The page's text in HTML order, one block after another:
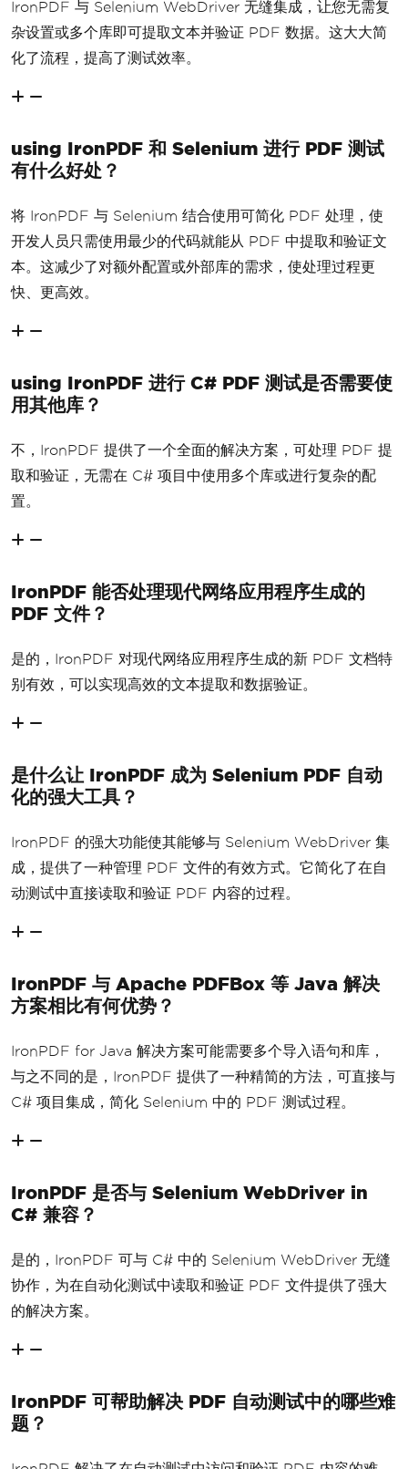
IronPDF 与 Selenium WebDriver 无缝集成，让您无需复
杂设置或多个库即可提取文本并验证 PDF 数据。这大大简
化了流程，提高了测试效率。
using IronPDF 和 Selenium 进行 PDF 测试
有什么好处？
将 IronPDF 与 Selenium 结合使用可简化 PDF 处理，使
开发人员只需使用最少的代码就能从 PDF 中提取和验证文
本。这减少了对额外配置或外部库的需求，使处理过程更
快、更高效。
using IronPDF 进行 C# PDF 测试是否需要使
用其他库？
不，IronPDF 提供了一个全面的解决方案，可处理 PDF 提
取和验证，无需在 C# 项目中使用多个库或进行复杂的配
置。
IronPDF 能否处理现代网络应用程序生成的
PDF 文件？
是的，IronPDF 对现代网络应用程序生成的新 PDF 文档特
别有效，可以实现高效的文本提取和数据验证。
是什么让 IronPDF 成为 Selenium PDF 自动
化的强大工具？
IronPDF 的强大功能使其能够与 Selenium WebDriver 集
成，提供了一种管理 PDF 文件的有效方式。它简化了在自
动测试中直接读取和验证 PDF 内容的过程。
IronPDF 与 Apache PDFBox 等 Java 解决
方案相比有何优势？
IronPDF for Java 解决方案可能需要多个导入语句和库，
与之不同的是，IronPDF 提供了一种精简的方法，可直接与
C# 项目集成，简化 Selenium 中的 PDF 测试过程。
IronPDF 是否与 Selenium WebDriver in
C# 兼容？
是的，IronPDF 可与 C# 中的 Selenium WebDriver 无缝
协作，为在自动化测试中读取和验证 PDF 文件提供了强大
的解决方案。
IronPDF 可帮助解决 PDF 自动测试中的哪些难
题？